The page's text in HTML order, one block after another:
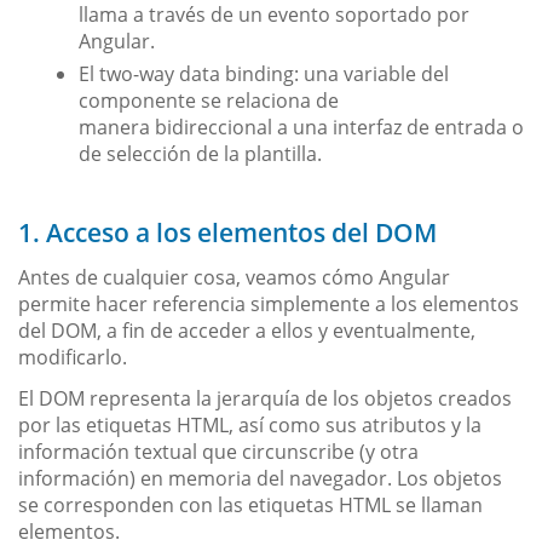
llama a través de un evento soportado por
Angular.
El two-way data binding: una variable del
componente se relaciona de
manera bidireccional a una interfaz de entrada o
de selección de la plantilla.
1. Acceso a los elementos del DOM
Antes de cualquier cosa, veamos cómo Angular
permite hacer referencia simplemente a los elementos
del DOM, a fin de acceder a ellos y eventualmente,
modificarlo.
El DOM representa la jerarquía de los objetos creados
por las etiquetas HTML, así como sus atributos y la
información textual que circunscribe (y otra
información) en memoria del navegador. Los objetos
se corresponden con las etiquetas HTML se llaman
elementos.